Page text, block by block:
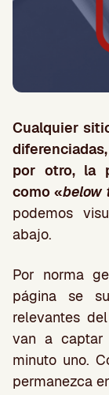
Cualquier
por otro, la
como «below
podemos
abajo.
Por norma
página se
relevantes
van a captar
minuto uno.
permanezca